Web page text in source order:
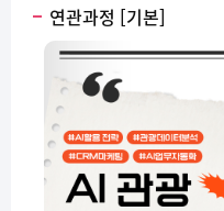
연관과정 [기본]